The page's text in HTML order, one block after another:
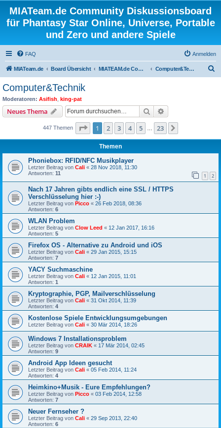
MIATeam.de Community Diskussionsboard
für Phantasy Star Online, Universe, Portable
und Zero und andere Spiele
FAQ Anmelden
MIATeam.de Board Übersicht MIATEAM.de Community Computer&Technik
Computer&Technik
Moderatoren: Asifish king-pat
Neues Thema Suche
447 Themen Seite 1von 23
1 2 3 4 5 23
Themen
Phoniebox: RFID/NFC Musikplayer
Letzter Beitrag von Cali « 28 Nov 2018, 11:30
Antworten: 11 1 2
Nach 17 Jahren gibts endlich eine SSL / HTTPS
Verschlüsselung hier :-)
Letzter Beitrag von Picco « 26 Feb 2018, 08:36
Antworten: 6
WLAN Problem
Letzter Beitrag von Clow Leed « 12 Jan 2017, 16:16
Antworten: 5
Firefox OS - Alternative zu Android und iOS
Letzter Beitrag von Cali « 29 Jan 2015, 15:15
Antworten: 7
YACY Suchmaschine
Letzter Beitrag von Cali « 12 Jan 2015, 11:01
Antworten: 1
Kryptographie, PGP, Mailverschlüsselung
Letzter Beitrag von Cali « 31 Okt 2014, 11:39
Antworten: 4
Kostenlose Spiele Entwicklungsumgebungen
Letzter Beitrag von Cali « 30 Mär 2014, 18:26
Windows 7 Installationsproblem
Letzter Beitrag von CRAIK « 17 Mär 2014, 02:45
Antworten: 9
Android App Ideen gesucht
Letzter Beitrag von Cali « 05 Feb 2014, 11:24
Antworten: 4
Heimkino+Musik - Eure Empfehlungen?
Letzter Beitrag von Picco « 03 Feb 2014, 12:58
Antworten: 7
Neuer Fernseher ?
Letzter Beitrag von Cali « 29 Sep 2013, 22:40
Antworten: 6